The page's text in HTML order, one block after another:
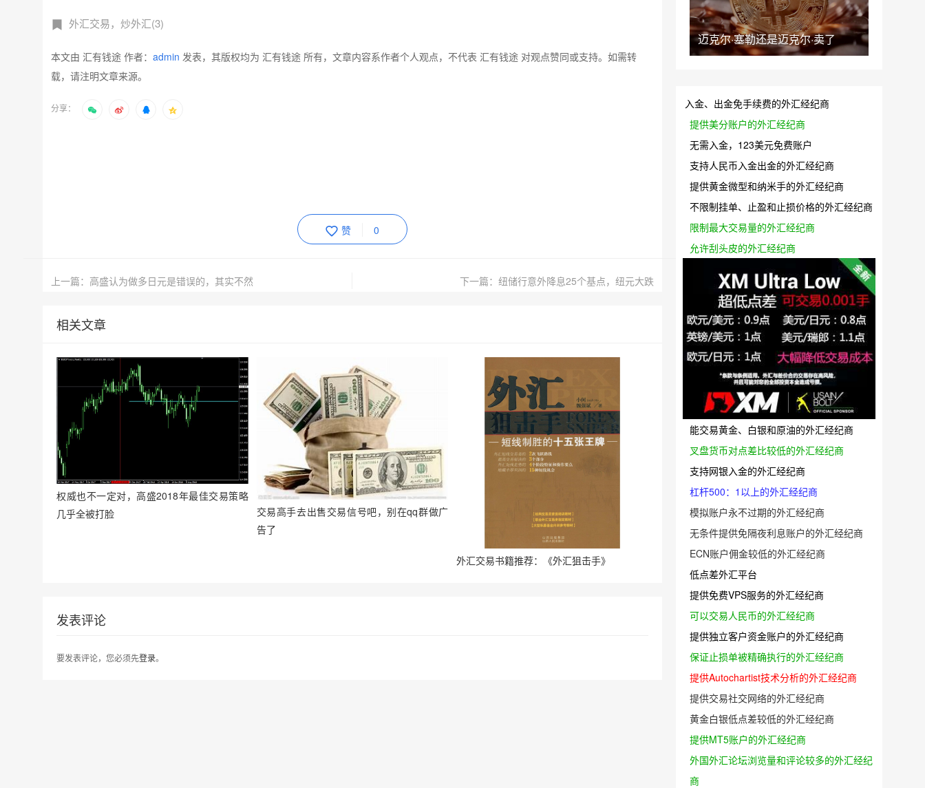
外汇交易，炒外汇(3)
本文由 汇有钱途 作者： admin 发表，其版权均为 汇有钱途 所有，文章内容系作者个人观点，不代表 汇有钱途 对观点赞同或支持。如需转
载，请注明文章来源。
分享：
赞 0
上一篇：高盛认为做多日元是错误的，其实不然 下一篇：纽储行意外降息25个基点，纽元大跌
相关文章
权威也不一定对，高盛2018年最佳交易策略
几乎全被打脸
交易高手去出售交易信号吧，别在qq群做广
告了
外汇交易书籍推荐：《外汇狙击手》
发表评论
要发表评论，您必须先登录。
迈克尔·塞勒还是迈克尔·卖了
入金、出金免手续费的外汇经纪商
提供美分账户的外汇经纪商
无需入金，123美元免费账户
支持人民币入金出金的外汇经纪商
提供黄金微型和纳米手的外汇经纪商
不限制挂单、止盈和止损价格的外汇经纪商
限制最大交易量的外汇经纪商
允许刮头皮的外汇经纪商
能交易黄金、白银和原油的外汇经纪商
叉盘货币对点差比较低的外汇经纪商
支持网银入金的外汇经纪商
杠杆500：1以上的外汇经纪商
模拟账户永不过期的外汇经纪商
无条件提供免隔夜利息账户的外汇经纪商
ECN账户佣金较低的外汇经纪商
低点差外汇平台
提供免费VPS服务的外汇经纪商
可以交易人民币的外汇经纪商
提供独立客户资金账户的外汇经纪商
保证止损单被精确执行的外汇经纪商
提供Autochartist技术分析的外汇经纪商
提供交易社交网络的外汇经纪商
黄金白银低点差较低的外汇经纪商
提供MT5账户的外汇经纪商
外国外汇论坛浏览量和评论较多的外汇经纪
商